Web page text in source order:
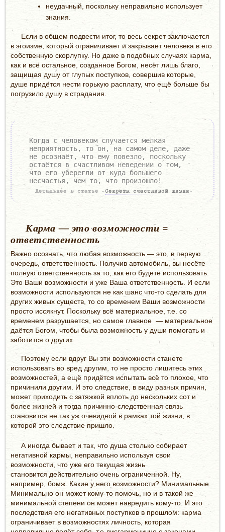
неудачный, поскольку неправильно использует
знания.
Если в общем подвести итог, то весь секрет заключается
в эгоизме, который ограничивает и закрывает человека в его
собственную скорлупку. Но даже в подобных случаях карма,
как и всё остальное, созданное Богом, несёт лишь благо,
защищая душу от глупых поступков, совершив которые,
душе придётся нести горькую расплату, что ещё больше бы
погрузило душу в страдания.
Когда с человеком случается мелкая
неприятность, то он, на самом деле, даже
не осознаёт, что ему повезло, поскольку
остаётся в счастливом неведении о том,
что его уберегли от куда большего
несчастья, чем то, что произошло!
Детальнее в статье «Секреты счастливой жизни»
Карма — это возможности =
ответственность
Важно осознать, что любая возможность — это, в первую
очередь, ответственность. Получив автомобиль, вы несёте
полную ответственность за то, как его будете использовать.
Это Ваши возможности и уже Ваша ответственность. И если
возможности используются не как шанс что-то сделать для
других живых существ, то со временем Ваши возможности
просто иссякнут. Поскольку всё материальное, т.е. со
временем разрушается, но самое главное — материальное
даётся Богом, чтобы была возможность у души помогать и
заботится о других.
Поэтому если вдруг Вы эти возможности станете
использовать во вред другим, то не просто лишитесь этих
возможностей, а ещё придётся испытать всё то плохое, что
причинили другим. И это следствие, в виду разных причин,
может приходить с затяжкой вплоть до нескольких сот и
более жизней и тогда причинно-следственная связь
становится не так уж очевидной в рамках той жизни, в
которой это следствие пришло.
А иногда бывает и так, что душа столько собирает
негативной кармы, неправильно используя свои
возможности, что уже его текущая жизнь
становится действительно очень ограниченной. Ну,
например, бомж. Какие у него возможности? Минимальные.
Минимально он может кому-то помочь, но и в такой же
минимальной степени он может навредить кому-то. И это
последствия его негативных поступков в прошлом: карма
ограничивает в возможностях личность, которая